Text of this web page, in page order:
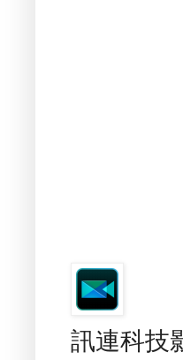
訊連科技